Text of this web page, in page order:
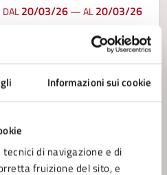
Informazioni sui cookie
di navigazione e di
fruizione del sito, e
DAL20/03/26—AL20/03/26
Capuano in
Roberto"
e sognatori, legati da
condivisa per la vita e la